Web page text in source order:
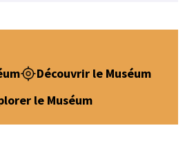
Découvrir le Muséum
le Muséum